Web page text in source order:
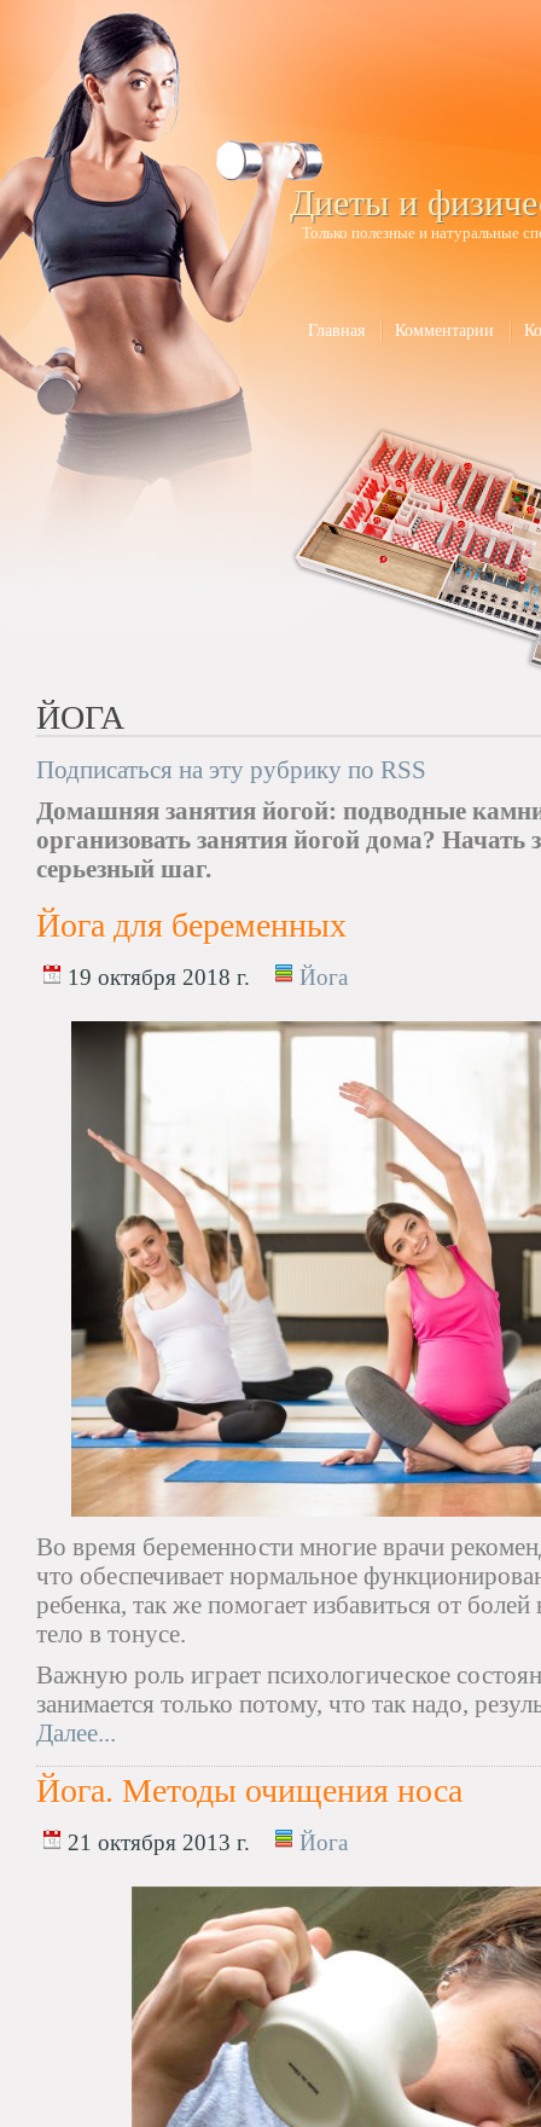
Диеты и
Только полезные и натуральные
Главная Комментарии
ЙОГА
Подписаться на эту рубрику по RSS
Домашняя занятия йогой: подводные
организовать занятия йогой дома? Начать
серьезный шаг.
Йога для беременных
19 октября 2018 г. Йога
Во время беременности многие врачи
что обеспечивает нормальное
ребенка, так же помогает избавиться от
тело в тонусе.
Важную роль играет психологическое
занимается только потому, что так надо,
Далее...
Йога. Методы очищения носа
21 октября 2013 г. Йога